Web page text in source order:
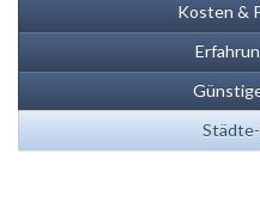
Kosten &